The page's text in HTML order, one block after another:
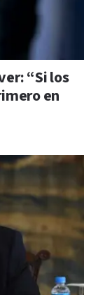
“Si los
en